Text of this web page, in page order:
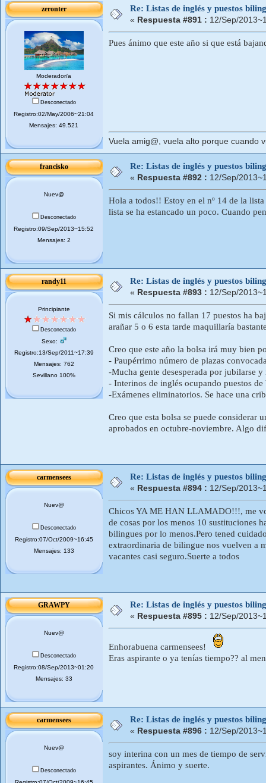
zeronter
Moderador/a
Desconectado
Registro:02/May/2006~21:04
Mensajes: 49.521
Re: Listas de inglés y puestos
« Respuesta #891 : 12/Sep/
Pues ánimo que este año si que está
Vuela amig@, vuela alto porque cuando
francisko
Nuev@
Desconectado
Registro:09/Sep/2013~15:52
Mensajes: 2
Re: Listas de inglés y puestos
« Respuesta #892 : 12/Sep/
Hola a todos!! Estoy en el nº 14 de la
lista se ha estancado un poco. Cuando
randy11
Principiante
Desconectado
Sexo:
Registro:13/Sep/2011~17:39
Mensajes: 762
Sevillano 100%
Re: Listas de inglés y puestos
« Respuesta #893 : 12/Sep/
Si mis cálculos no fallan 17 puestos ha
arañar 5 o 6 esta tarde maquillaría
Creo que este año la bolsa irá muy bien
- Paupérrimo número de plazas
-Mucha gente desesperada por jubilarse
- Interinos de inglés ocupando puestos
-Exámenes eliminatorios. Se hace una
Creo que esta bolsa se puede considerar
aprobados en octubre-noviembre. Algo
carmensees
Nuev@
Desconectado
Registro:07/Oct/2009~16:45
Mensajes: 133
Re: Listas de inglés y puestos
« Respuesta #894 : 12/Sep/
Chicos YA ME HAN LLAMADO!!!, me
de cosas por los menos 10 sustituciones
bilingues por lo menos.Pero tened
extraordinaria de bilingue nos vuelven a
vacantes casi seguro.Suerte a todos
GRAWPY
Nuev@
Desconectado
Registro:08/Sep/2013~01:20
Mensajes: 33
Re: Listas de inglés y puestos
« Respuesta #895 : 12/Sep/
Enhorabuena carmensees!
Eras aspirante o ya tenías tiempo?? al
carmensees
Nuev@
Desconectado
Re: Listas de inglés y puestos
« Respuesta #896 : 12/Sep/
soy interina con un mes de tiempo de
aspirantes. Ánimo y suerte.